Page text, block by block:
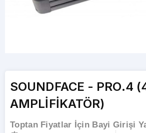
SOUNDFACE - PRO.4
AMPLİFİKATÖR)
Toptan Fiyatlar İçin Bayi Girişi